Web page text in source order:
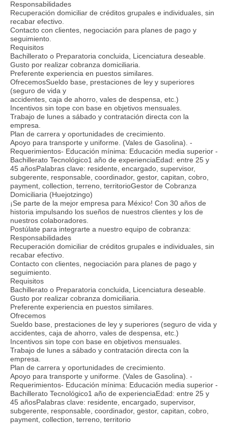
Responsabilidades
Recuperación domiciliar de créditos grupales e individuales, sin
recabar efectivo.
Contacto con clientes, negociación para planes de pago y
seguimiento.
Requisitos
Bachillerato o Preparatoria concluida, Licenciatura deseable.
Gusto por realizar cobranza domiciliaria.
Preferente experiencia en puestos similares.
OfrecemosSueldo base, prestaciones de ley y superiores
(seguro de vida y
accidentes, caja de ahorro, vales de despensa, etc.)
Incentivos sin tope con base en objetivos mensuales.
Trabajo de lunes a sábado y contratación directa con la
empresa.
Plan de carrera y oportunidades de crecimiento.
Apoyo para transporte y uniforme. (Vales de Gasolina). -
Requerimientos- Educación mínima: Educación media superior -
Bachillerato Tecnológico1 año de experienciaEdad: entre 25 y
45 añosPalabras clave: residente, encargado, supervisor,
subgerente, responsable, coordinador, gestor, capitan, cobro,
payment, collection, terreno, territorioGestor de Cobranza
Domiciliaria (Huejotzingo)
¡Se parte de la mejor empresa para México! Con 30 años de
historia impulsando los sueños de nuestros clientes y los de
nuestros colaboradores.
Postúlate para integrarte a nuestro equipo de cobranza:
Responsabilidades
Recuperación domiciliar de créditos grupales e individuales, sin
recabar efectivo.
Contacto con clientes, negociación para planes de pago y
seguimiento.
Requisitos
Bachillerato o Preparatoria concluida, Licenciatura deseable.
Gusto por realizar cobranza domiciliaria.
Preferente experiencia en puestos similares.
Ofrecemos
Sueldo base, prestaciones de ley y superiores (seguro de vida y
accidentes, caja de ahorro, vales de despensa, etc.)
Incentivos sin tope con base en objetivos mensuales.
Trabajo de lunes a sábado y contratación directa con la
empresa.
Plan de carrera y oportunidades de crecimiento.
Apoyo para transporte y uniforme. (Vales de Gasolina). -
Requerimientos- Educación mínima: Educación media superior -
Bachillerato Tecnológico1 año de experienciaEdad: entre 25 y
45 añosPalabras clave: residente, encargado, supervisor,
subgerente, responsable, coordinador, gestor, capitan, cobro,
payment, collection, terreno, territorio